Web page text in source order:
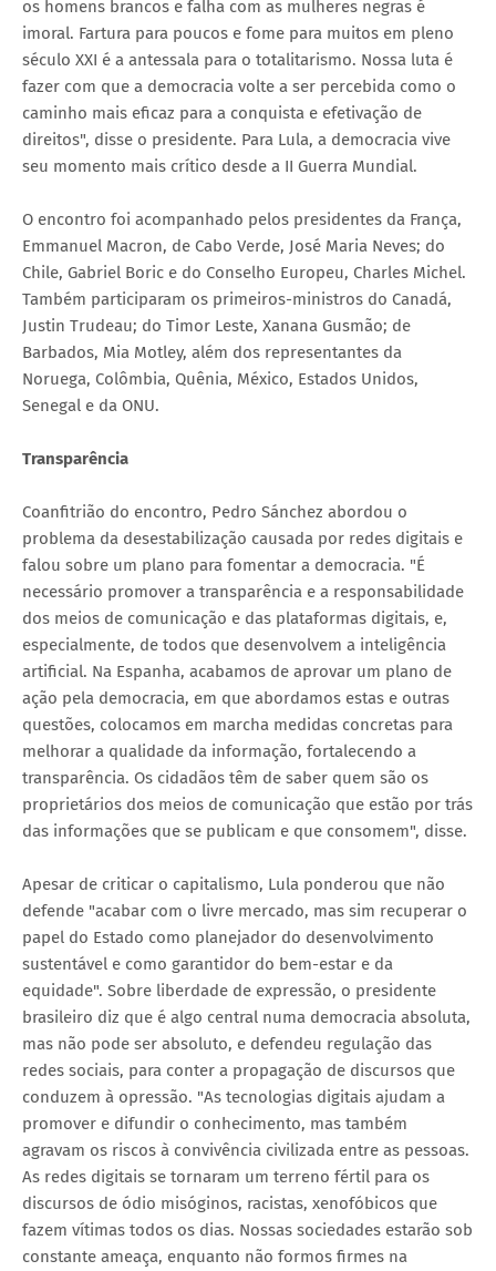
os homens brancos e falha com as mulheres negras é
imoral. Fartura para poucos e fome para muitos em pleno
século XXI é a antessala para o totalitarismo. Nossa luta é
fazer com que a democracia volte a ser percebida como o
caminho mais eficaz para a conquista e efetivação de
direitos", disse o presidente. Para Lula, a democracia vive
seu momento mais crítico desde a II Guerra Mundial.
O encontro foi acompanhado pelos presidentes da França,
Emmanuel Macron, de Cabo Verde, José Maria Neves; do
Chile, Gabriel Boric e do Conselho Europeu, Charles Michel.
Também participaram os primeiros-ministros do Canadá,
Justin Trudeau; do Timor Leste, Xanana Gusmão; de
Barbados, Mia Motley, além dos representantes da
Noruega, Colômbia, Quênia, México, Estados Unidos,
Senegal e da ONU.
Transparência
Coanfitrião do encontro, Pedro Sánchez abordou o
problema da desestabilização causada por redes digitais e
falou sobre um plano para fomentar a democracia. "É
necessário promover a transparência e a responsabilidade
dos meios de comunicação e das plataformas digitais, e,
especialmente, de todos que desenvolvem a inteligência
artificial. Na Espanha, acabamos de aprovar um plano de
ação pela democracia, em que abordamos estas e outras
questões, colocamos em marcha medidas concretas para
melhorar a qualidade da informação, fortalecendo a
transparência. Os cidadãos têm de saber quem são os
proprietários dos meios de comunicação que estão por trás
das informações que se publicam e que consomem", disse.
Apesar de criticar o capitalismo, Lula ponderou que não
defende "acabar com o livre mercado, mas sim recuperar o
papel do Estado como planejador do desenvolvimento
sustentável e como garantidor do bem-estar e da
equidade". Sobre liberdade de expressão, o presidente
brasileiro diz que é algo central numa democracia absoluta,
mas não pode ser absoluto, e defendeu regulação das
redes sociais, para conter a propagação de discursos que
conduzem à opressão. "As tecnologias digitais ajudam a
promover e difundir o conhecimento, mas também
agravam os riscos à convivência civilizada entre as pessoas.
As redes digitais se tornaram um terreno fértil para os
discursos de ódio misóginos, racistas, xenofóbicos que
fazem vítimas todos os dias. Nossas sociedades estarão sob
constante ameaça, enquanto não formos firmes na